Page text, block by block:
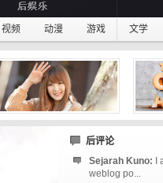
视频 动漫 游戏 文学
后评论
Sejarah Kuno:
weblog po...